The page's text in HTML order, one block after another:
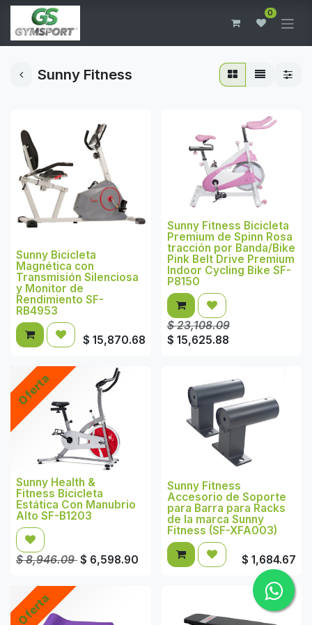
0
Sunny Fitness
Sunny Bicicleta
Magnética con
Transmisión Silenciosa
y Monitor de
Rendimiento SF-
RB4953
$ 15,870.68
Sunny Fitness Bicicleta
Premium de Spinn Rosa
tracción por Banda/Bike
Pink Belt Drive Premium
Indoor Cycling Bike SF-
P8150
$23,108.09
$ 15,625.88
Oferta
Sunny Health &
Fitness Bicicleta
Estática Con Manubrio
Alto SF-B1203
$8,946.09 $ 6,598.90
Sunny Fitness
Accesorio de Soporte
para Barra para Racks
de la marca Sunny
Fitness (SF-XFA003)
$ 1,684.67
Oferta